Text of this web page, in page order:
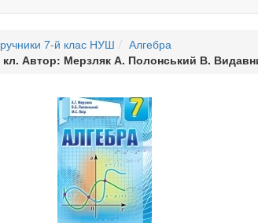
7-й клас НУШ
Алгебра
Автор: Мерзляк А. Полонський В.